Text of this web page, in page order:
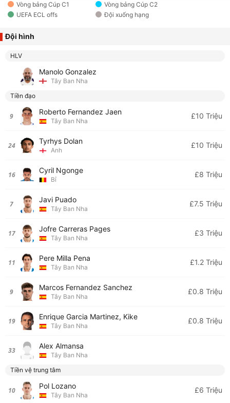
Vòng bảng Cúp C1
Vòng bảng Cúp C2
UEFA ECL offs
Đội xuống hạng
Đội hình
HLV
Manolo Gonzalez
Tây Ban Nha
Tiền đạo
9 Roberto Fernandez Jaen
Tây Ban Nha
£10 Triệu
24 Tyrhys Dolan
Anh
£10 Triệu
16 Cyril Ngonge
Bỉ
£8 Triệu
7 Javi Puado
Tây Ban Nha
£7.5 Triệu
17 Jofre Carreras Pages
Tây Ban Nha
£3 Triệu
11 Pere Milla Pena
Tây Ban Nha
£1.2 Triệu
9 Marcos Fernandez Sanchez
Tây Ban Nha
£0.8 Triệu
19 Enrique Garcia Martinez, Kike
Tây Ban Nha
£0.8 Triệu
33 Alex Almansa
Tây Ban Nha
Tiền vệ trung tâm
10 Pol Lozano
Tây Ban Nha
£6 Triệu